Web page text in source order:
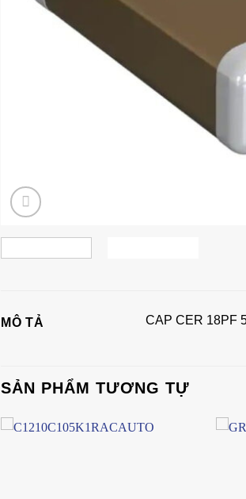
MÔ TẢ CAP CER 18PF
SẢN PHẨM TƯƠNG TỰ